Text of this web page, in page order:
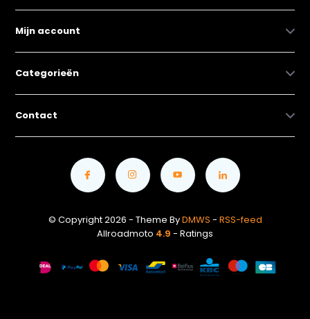
Mijn account
Categorieën
Contact
© Copyright 2026 - Theme ByDMWS - RSS-feed
Allroadmoto 4.9 - Ratings